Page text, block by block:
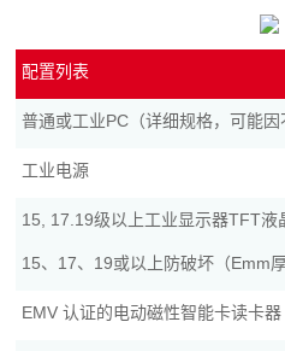
配置列表
普通或工业PC（详细规格，可能因
工业电源
15, 17.19级以上工业显示器TFT液
15、17、19或以上防破坏（Emm
EMV 认证的电动磁性智能卡读卡器